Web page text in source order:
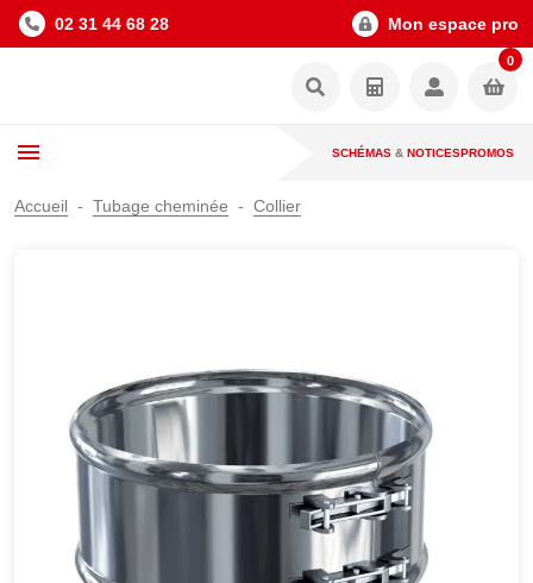
02 31 44 68 28 Mon espace pro
0
SCHÉMAS & NOTICESPROMOS
Accueil Tubage cheminée Collier